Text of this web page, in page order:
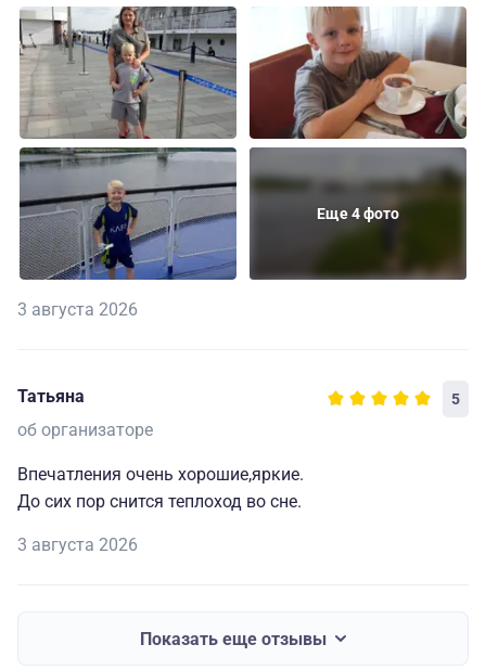
Еще 4 фото
3 августа 2026
Татьяна 5
об организаторе
Впечатления очень хорошие,яркие.
До сих пор снится теплоход во сне.
3 августа 2026
Показать еще отзывы